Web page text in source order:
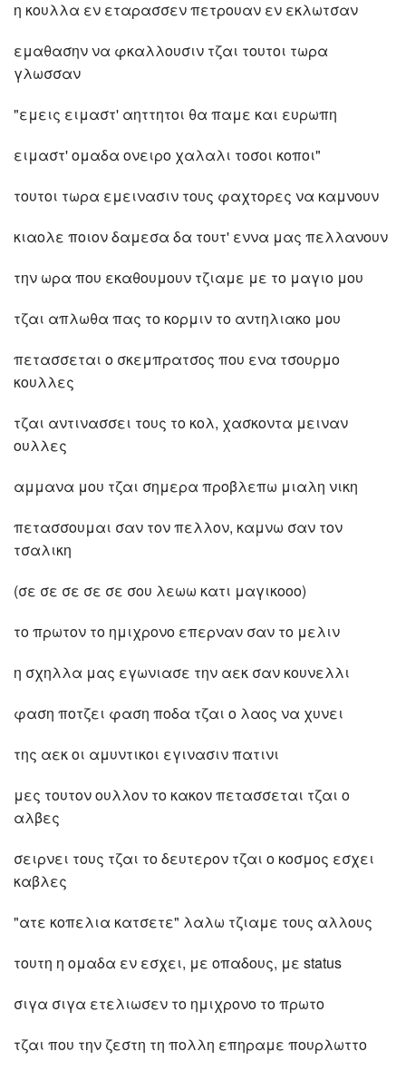
η κουλλα εν εταρασσεν πετρουαν εν εκλωτσαν
εμαθασην να φκαλλουσιν τζαι τουτοι τωρα
γλωσσαν
"εμεις ειμαστ' αηττητοι θα παμε και ευρωπη
ειμαστ' ομαδα ονειρο χαλαλι τοσοι κοποι"
τουτοι τωρα εμεινασιν τους φαχτορες να καμνουν
κιαολε ποιον δαμεσα δα τουτ' εννα μας πελλανουν
την ωρα που εκαθουμουν τζιαμε με το μαγιο μου
τζαι απλωθα πας το κορμιν το αντηλιακο μου
πετασσεται ο σκεμπρατσος που ενα τσουρμο
κουλλες
τζαι αντινασσει τους το κολ, χασκοντα μειναν
ουλλες
αμμανα μου τζαι σημερα προβλεπω μιαλη νικη
πετασσουμαι σαν τον πελλον, καμνω σαν τον
τσαλικη
(σε σε σε σε σε σου λεωω κατι μαγικοοο)
το πρωτον το ημιχρονο επερναν σαν το μελιν
η σχηλλα μας εγωνιασε την αεκ σαν κουνελλι
φαση ποτζει φαση ποδα τζαι ο λαος να χυνει
της αεκ οι αμυντικοι εγινασιν πατινι
μες τουτον ουλλον το κακον πετασσεται τζαι ο
αλβες
σειρνει τους τζαι το δευτερον τζαι ο κοσμος εσχει
καβλες
"ατε κοπελια κατσετε" λαλω τζιαμε τους αλλους
τουτη η ομαδα εν εσχει, με οπαδους, με status
σιγα σιγα ετελιωσεν το ημιχρονο το πρωτο
τζαι που την ζεστη τη πολλη επηραμε πουρλωττο